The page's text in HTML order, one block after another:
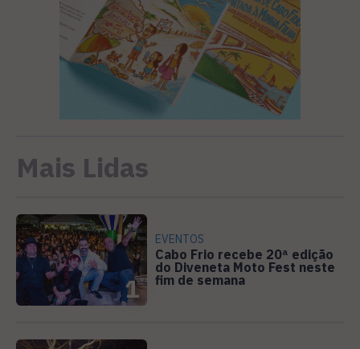
Mais Lidas
1
EVENTOS
Cabo Frio recebe 20ª edição
do Diveneta Moto Fest neste
fim de semana